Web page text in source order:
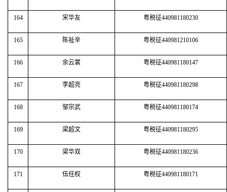
164 宋华友 粤税征440981180230
165 陈祉辛 粤税征440981210106
166 余云裳 粤税征440981180147
167 李超亮 粤税征440981180298
168 邹宗武 粤税征440981180174
169 梁超文 粤税征440981180295
170 梁华双 粤税征440981180236
171 伍任权 粤税征440981180171